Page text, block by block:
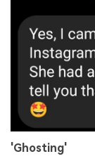
'Ghosting'